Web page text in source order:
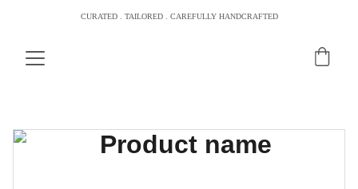
CURATED . TAILORED . CAREFULLY HANDCRAFTED